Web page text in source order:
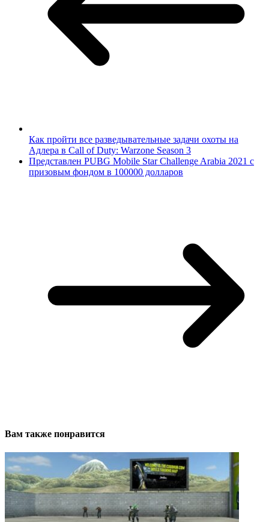
Как пройти все разведывательные задачи охоты на
Адлера в Call of Duty: Warzone Season 3
Представлен PUBG Mobile Star Challenge Arabia 2021 с
призовым фондом в 100000 долларов
Вам также понравится